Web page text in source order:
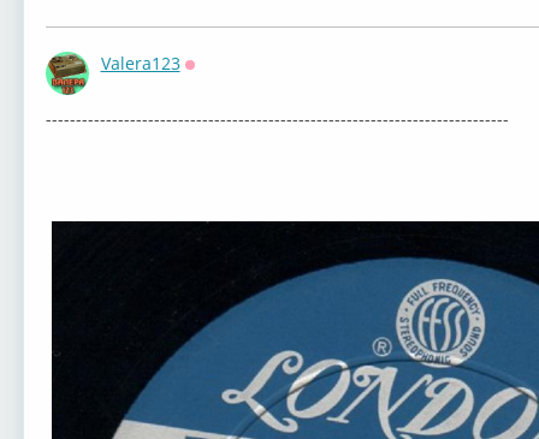
Valera123
-----------------------------------------------------------------------------